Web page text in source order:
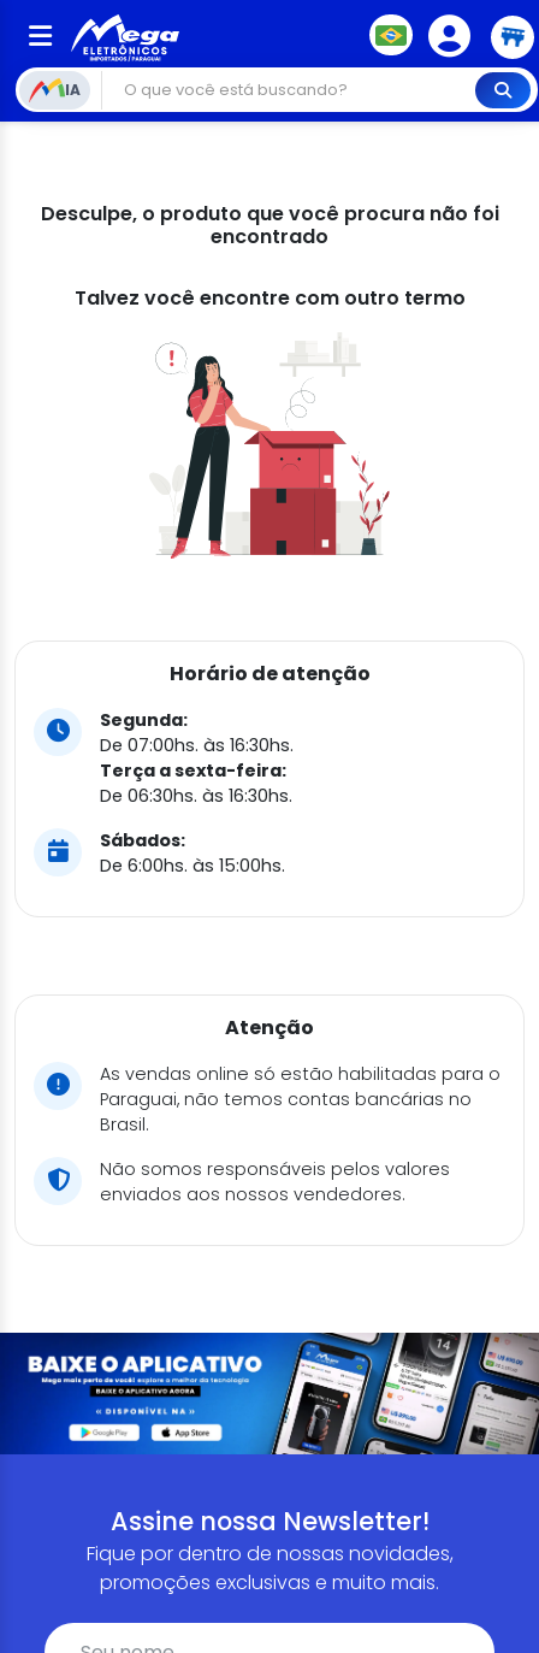
IA
Desculpe, o produto que você procura não foi
encontrado
Talvez você encontre com outro termo
Horário de atenção
Segunda:
De 07:00hs. às 16:30hs.
Terça a sexta-feira:
De 06:30hs. às 16:30hs.
Sábados:
De 6:00hs. às 15:00hs.
Atenção
As vendas online só estão habilitadas para o
Paraguai, não temos contas bancárias no
Brasil.
Não somos responsáveis pelos valores
enviados aos nossos vendedores.
Assine nossa Newsletter!
Fique por dentro de nossas novidades,
promoções exclusivas e muito mais.